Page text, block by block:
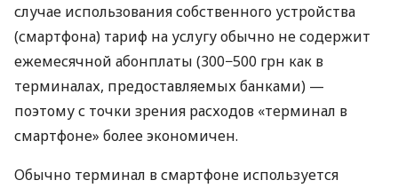
случае использования собственного устройства
(смартфона) тариф на услугу обычно не содержит
ежемесячной абонплаты (300−500 грн как в
терминалах, предоставляемых банками) —
поэтому с точки зрения расходов «терминал в
смартфоне» более экономичен.
Обычно терминал в смартфоне используется